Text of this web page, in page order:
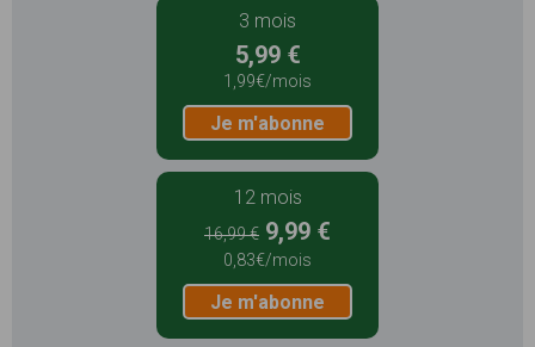
3 mois
5,99 €
1,99€/mois
Je m'abonne
12 mois
16,99 € 9,99 €
0,83€/mois
Je m'abonne